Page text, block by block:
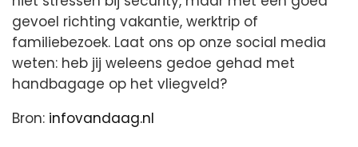
gevoel richting vakantie, werktrip of
familiebezoek. Laat ons op onze social media
weten: heb jij weleens gedoe gehad met
handbagage op het vliegveld?
Bron: infovandaag.nl